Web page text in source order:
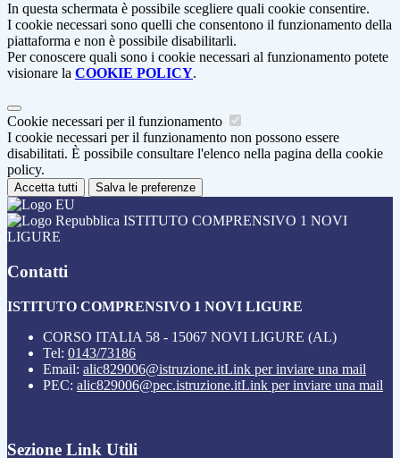
In questa schermata è possibile scegliere quali cookie consentire.
I cookie necessari sono quelli che consentono il funzionamento della
piattaforma e non è possibile disabilitarli.
Per conoscere quali sono i cookie necessari al funzionamento potete
visionare la COOKIE POLICY.
Cookie necessari per il funzionamento
I cookie necessari per il funzionamento non possono essere
disabilitati. È possibile consultare l'elenco nella pagina della cookie
policy.
Accetta tutti Salva le preferenze
ISTITUTO COMPRENSIVO 1 NOVI
LIGURE
Contatti
ISTITUTO COMPRENSIVO 1 NOVI LIGURE
CORSO ITALIA 58 - 15067 NOVI LIGURE (AL)
Tel: 0143/73186
Email: alic829006@istruzione.itLink per inviare una mail
PEC: alic829006@pec.istruzione.itLink per inviare una mail
Sezione Link Utili